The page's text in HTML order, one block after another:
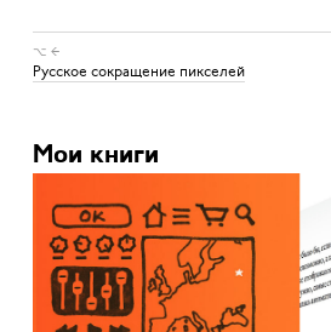
⌥ ←
Русское сокращение пикселей
Мои книги